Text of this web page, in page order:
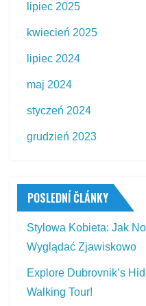
lipiec 2025
kwiecień 2025
lipiec 2024
maj 2024
styczeń 2024
grudzień 2023
POSLEDNÍ ČLÁNKY
Stylowa Kobieta: Jak
Wyglądać Zjawiskowo
Explore Dubrovnik’s
Walking Tour!